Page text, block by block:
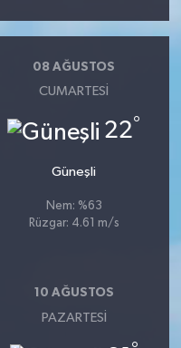
08 AĞUSTOS
CUMARTESI
22°
Güneşli
Nem: %63
Rüzgar: 4.61 m/s
10 AĞUSTOS
PAZARTESI